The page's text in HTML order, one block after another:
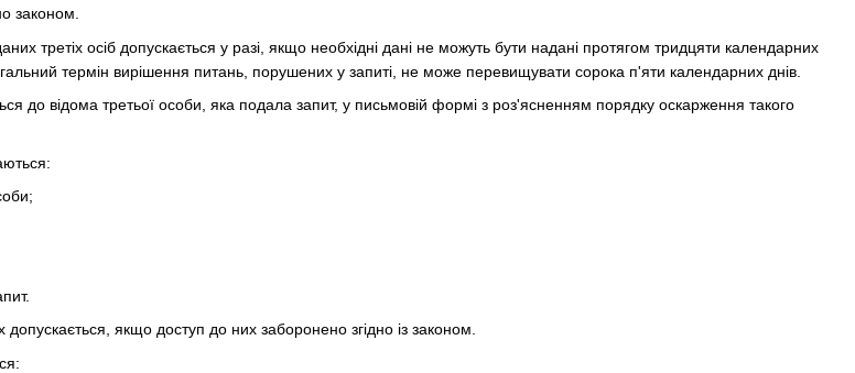
законом.
третіх осіб допускається у разі, якщо необхідні дані не можуть бути надані протягом тридцяти календарних
термін вирішення питань, порушених у запиті, не може перевищувати сорока п'яти календарних днів.
до відома третьої особи, яка подала запит, у письмовій формі з роз'ясненням порядку оскарження такого
якщо доступ до них заборонено згідно із законом.